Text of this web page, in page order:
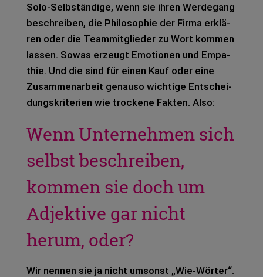
Solo-Selb­stän­di­ge, wenn sie ihren Wer­de­gang
beschrei­ben, die Phi­lo­so­phie der Firma erklä­
ren oder die Team­mit­glie­der zu Wort kom­men
las­sen. Sowas erzeugt Emo­tio­nen und Empa­
thie. Und die sind für einen Kauf oder eine
Zusam­men­ar­beit genau­so wich­ti­ge Ent­schei­
dungs­kri­te­ri­en wie tro­cke­ne Fak­ten. Also:
Wenn Unternehmen sich
selbst beschreiben,
kommen sie doch um
Adjektive gar nicht
herum, oder?
Wir nen­nen sie ja nicht umsonst „Wie-Wör­ter“.